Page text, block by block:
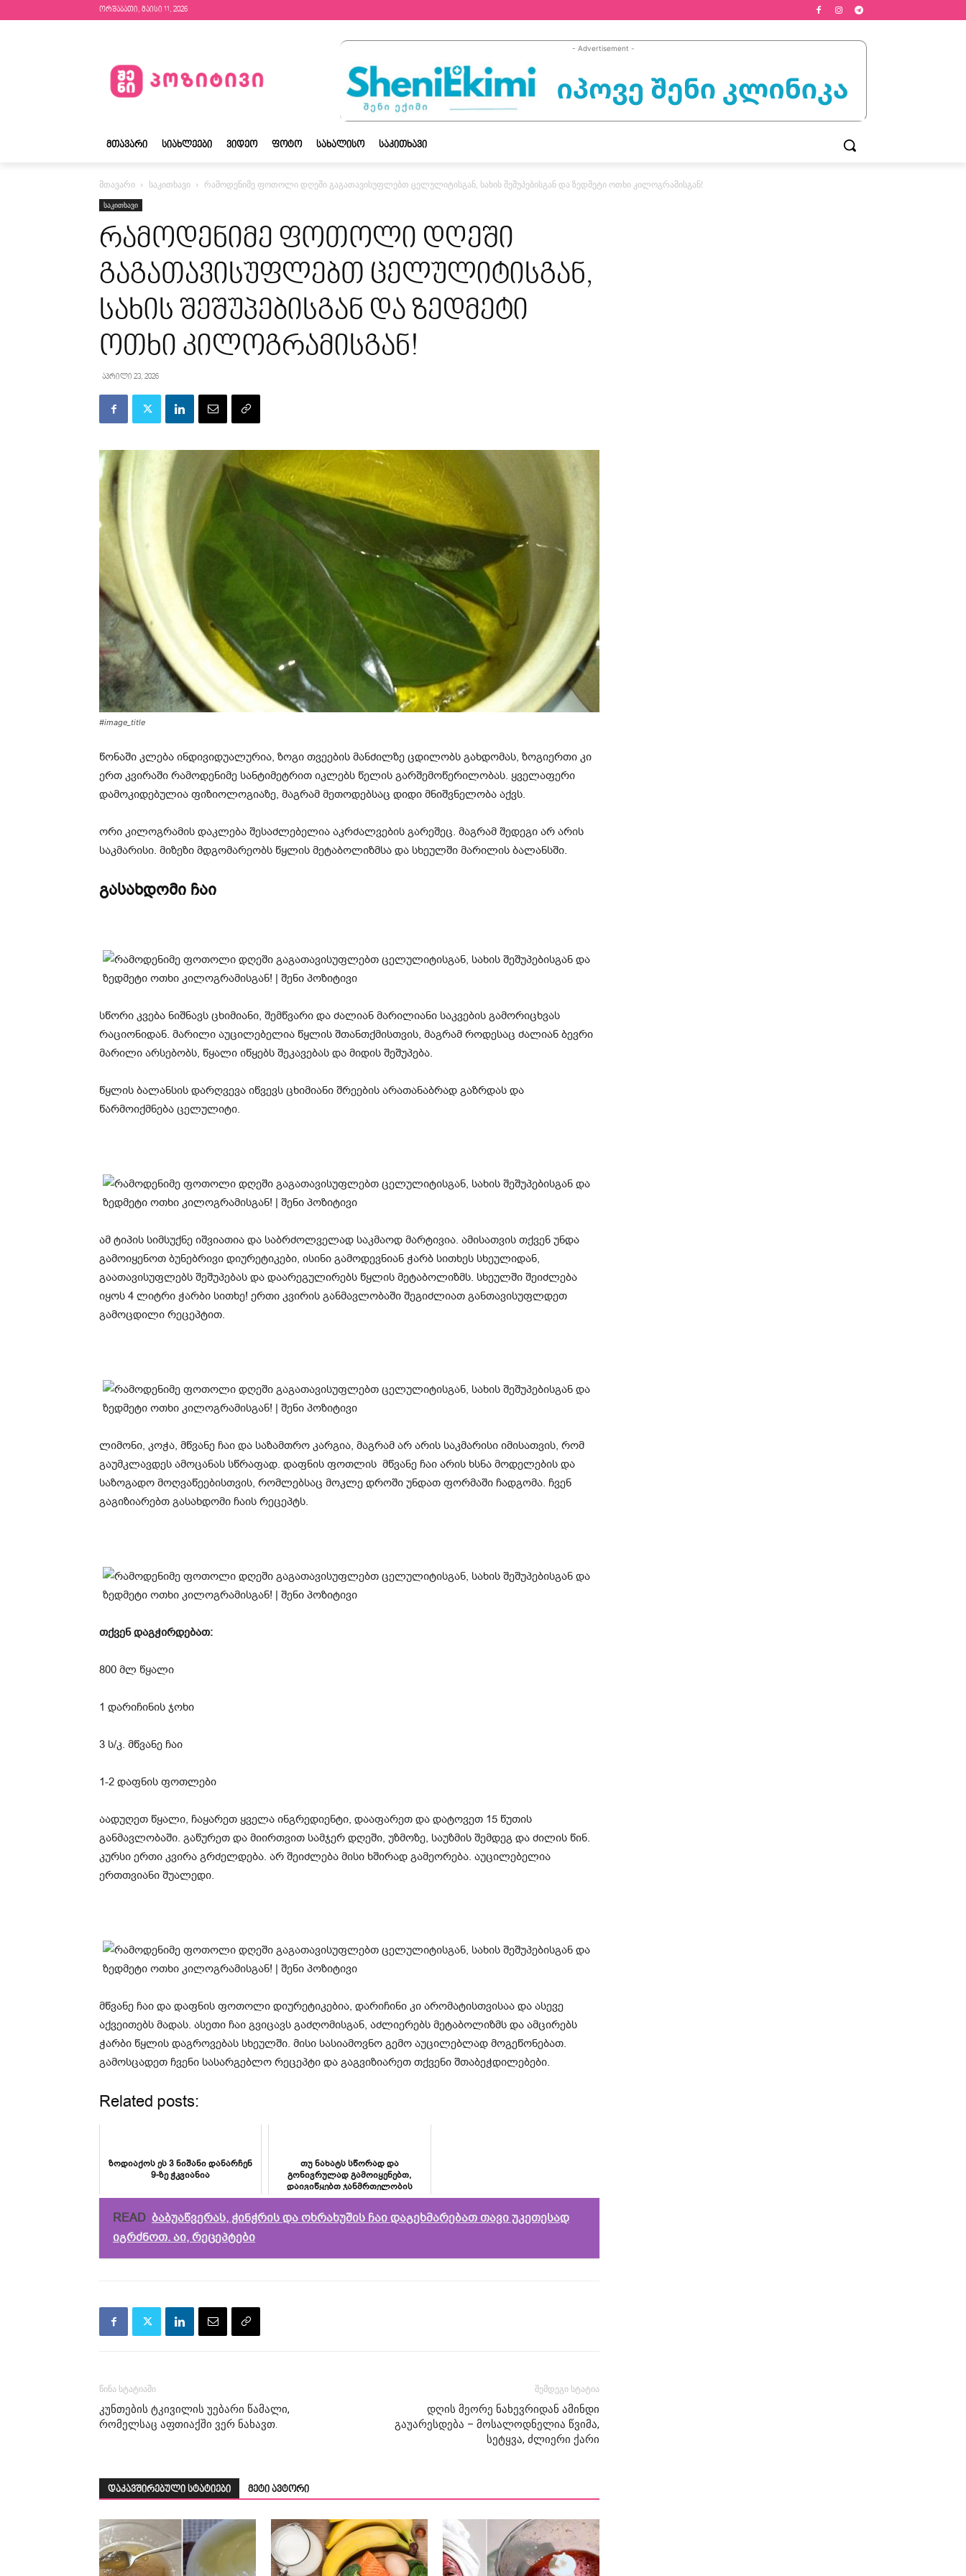
ორშაბათი, მაისი 11, 2026
- Advertisement -
ᲛᲗᲐᲕᲐᲠᲘ ᲡᲘᲐᲮᲚᲔᲔᲑᲘ ᲕᲘᲓᲔᲝ ᲤᲝᲢᲝ ᲡᲐᲮᲐᲚᲘᲡᲝ ᲡᲐᲙᲘᲗᲮᲐᲕᲘ
მთავარი საკითხავი რამოდენიმე ფოთოლი დღეში გაგათავისუფლებთ ცელულიტისგან, სახის შეშუპებისგან და ზედმეტი ოთხი კილოგრამისგან!
საკითხავი
რამოდენიმე ფოთოლი დღეში
გაგათავისუფლებთ ცელულიტისგან,
სახის შეშუპებისგან და ზედმეტი
ოთხი კილოგრამისგან!
აპრილი 23, 2026
#image_title
წონაში კლება ინდივიდუალურია, ზოგი თვეების მანძილზე ცდილობს გახდომას, ზოგიერთი კი
ერთ კვირაში რამოდენიმე სანტიმეტრით იკლებს წელის გარშემოწერილობას. ყველაფერი
დამოკიდებულია ფიზიოლოგიაზე, მაგრამ მეთოდებსაც დიდი მნიშვნელობა აქვს.
ორი კილოგრამის დაკლება შესაძლებელია აკრძალვების გარეშეც. მაგრამ შედეგი არ არის
საკმარისი. მიზეზი მდგომარეობს წყლის მეტაბოლიზმსა და სხეულში მარილის ბალანსში.
გასახდომი ჩაი
სწორი კვება ნიშნავს ცხიმიანი, შემწვარი და ძალიან მარილიანი საკვების გამორიცხვას
რაციონიდან. მარილი აუცილებელია წყლის შთანთქმისთვის, მაგრამ როდესაც ძალიან ბევრი
მარილი არსებობს, წყალი იწყებს შეკავებას და მიდის შეშუპება.
წყლის ბალანსის დარღვევა იწვევს ცხიმიანი შრეების არათანაბრად გაზრდას და
წარმოიქმნება ცელულიტი.
ამ ტიპის სიმსუქნე იშვიათია და საბრძოლველად საკმაოდ მარტივია. ამისათვის თქვენ უნდა
გამოიყენოთ ბუნებრივი დიურეტიკები, ისინი გამოდევნიან ჭარბ სითხეს სხეულიდან,
გაათავისუფლებს შეშუპებას და დაარეგულირებს წყლის მეტაბოლიზმს. სხეულში შეიძლება
იყოს 4 ლიტრი ჭარბი სითხე! ერთი კვირის განმავლობაში შეგიძლიათ განთავისუფლდეთ
გამოცდილი რეცეპტით.
ლიმონი, კოჭა, მწვანე ჩაი და საზამთრო კარგია, მაგრამ არ არის საკმარისი იმისათვის, რომ
გაუმკლავდეს ამოცანას სწრაფად. დაფნის ფოთლის მწვანე ჩაი არის ხსნა მოდელების და
საზოგადო მოღვაწეებისთვის, რომლებსაც მოკლე დროში უნდათ ფორმაში ჩადგომა. ჩვენ
გაგიზიარებთ გასახდომი ჩაის რეცეპტს.
თქვენ დაგჭირდებათ:
800 მლ წყალი
1 დარიჩინის ჯოხი
3 ს/კ. მწვანე ჩაი
1-2 დაფნის ფოთლები
აადუღეთ წყალი, ჩაყარეთ ყველა ინგრედიენტი, დააფარეთ და დატოვეთ 15 წუთის
განმავლობაში. გაწურეთ და მიირთვით სამჯერ დღეში, უზმოზე, საუზმის შემდეგ და ძილის წინ.
კურსი ერთი კვირა გრძელდება. არ შეიძლება მისი ხშირად გამეორება. აუცილებელია
ერთთვიანი შუალედი.
მწვანე ჩაი და დაფნის ფოთოლი დიურეტიკებია, დარიჩინი კი არომატისთვისაა და ასევე
აქვეითებს მადას. ასეთი ჩაი გვიცავს გაძღომისგან, აძლიერებს მეტაბოლიზმს და ამცირებს
ჭარბი წყლის დაგროვებას სხეულში. მისი სასიამოვნო გემო აუცილებლად მოგეწონებათ.
გამოსცადეთ ჩვენი სასარგებლო რეცეპტი და გაგვიზიარეთ თქვენი შთაბეჭდილებები.
Related posts:
ზოდიაქოს ეს 3 ნიშანი დანარჩენ
9-ზე ჭკვიანია
თუ ნახატს სწორად და
გონივრულად გამოიყენებთ,
დაივიწყებთ ჯანმრთელობის
შემაშფოთებელი პრობლემების
READ ბაბუაწვერას, ჭინჭრის და ოხრახუშის ჩაი დაგეხმარებათ თავი უკეთესად
იგრძნოთ. აი, რეცეპტები
წინა სტატიაში
კუნთების ტკივილის უებარი წამალი,
რომელსაც აფთიაქში ვერ ნახავთ.
შემდეგი სტატია
დღის მეორე ნახევრიდან ამინდი
გაუარესდება – მოსალოდნელია წვიმა,
სეტყვა, ძლიერი ქარი
დაკავშირებული სტატიები მეტი ავტორი